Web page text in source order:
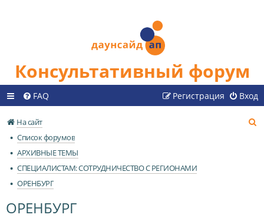
Консультативный форум
FAQ Вход
Регистрация
На сайт
Список форумов
АРХИВНЫЕ ТЕМЫ
СПЕЦИАЛИСТАМ: СОТРУДНИЧЕСТВО С РЕГИОНАМИ
ОРЕНБУРГ
ОРЕНБУРГ